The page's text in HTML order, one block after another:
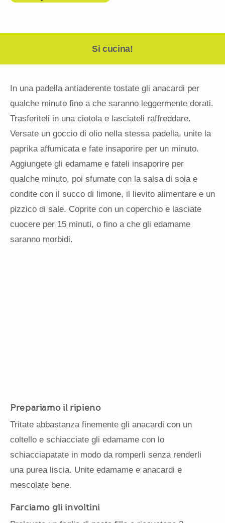
Si cucina!
In una padella antiaderente tostate gli anacardi per
qualche minuto fino a che saranno leggermente dorati.
Trasferiteli in una ciotola e lasciateli raffreddare.
Versate un goccio di olio nella stessa padella, unite la
paprika affumicata e fate insaporire per un minuto.
Aggiungete gli edamame e fateli insaporire per
qualche minuto, poi sfumate con la salsa di soia e
condite con il succo di limone, il lievito alimentare e un
pizzico di sale. Coprite con un coperchio e lasciate
cuocere per 15 minuti, o fino a che gli edamame
saranno morbidi.
Prepariamo il ripieno
Tritate abbastanza finemente gli anacardi con un
coltello e schiacciate gli edamame con lo
schiacciapatate in modo da romperli senza renderli
una purea liscia. Unite edamame e anacardi e
mescolate bene.
Farciamo gli involtini